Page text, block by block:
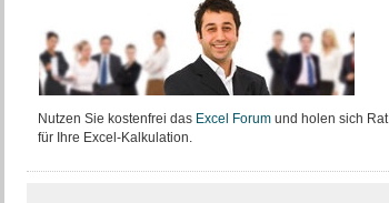
Nutzen Sie kostenfrei das Excel Forumund holen sich Rat
für Ihre Excel-Kalkulation.